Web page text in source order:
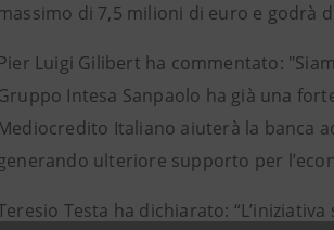
di 7,5 milioni di euro e godrà
Pier Luigi Gilibert ha commentato:
Intesa Sanpaolo ha già una
Mediocredito Italiano aiuterà la banca
ulteriore supporto per
Testa ha dichiarato: